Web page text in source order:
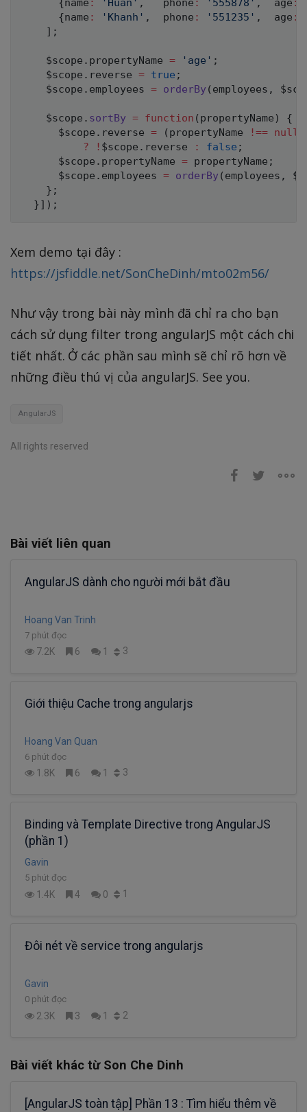
{ name : 'Huan' ,
   phone
: '555878' ,
  age
:
{name : 'Khanh' ,
  phone
: '551235' ,
  age
:
] ;
    $scope
. propertyName = 'age' ;
    $scope
. reverse = true ;
    $scope
. employees = orderBy ( employees ,
    $scope
. sortBy = function ( propertyName )
{
      $scope
. reverse = ( propertyName !== null
?
! $scope . reverse : false ;
      $scope
. propertyName = propertyName ;
      $scope
. employees = orderBy ( employees ,
} ;
}] ) ;
Xem demo tại đây :
https://jsfiddle.net/SonCheDinh/mto02m56/
Như vậy trong bài này mình đã chỉ ra cho bạn
cách sử dụng filter trong angularJS một cách chi
tiết nhất. Ở các phần sau mình sẽ chỉ rõ hơn về
những điều thú vị của angularJS. See you.
AngularJS
All rights reserved
Bài viết liên quan
AngularJS dành cho người mới bắt đầu
Hoang Van Trinh
7 phút đọc
7.2K 6 1 3
Giới thiệu Cache trong angularjs
Hoang Van Quan
6 phút đọc
1.8K 6 1 3
Binding và Template Directive trong AngularJS
(phần 1)
Gavin
5 phút đọc
1.4K 4 0 1
Đôi nét về service trong angularjs
Gavin
0 phút đọc
2.3K 3 1 2
Bài viết khác từ Son Che Dinh
[AngularJS toàn tập] Phần 13 : Tìm hiểu thêm về